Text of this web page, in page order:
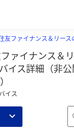
友ファイナンス＆リース
ァイナンス＆
イス詳細（非公
イス